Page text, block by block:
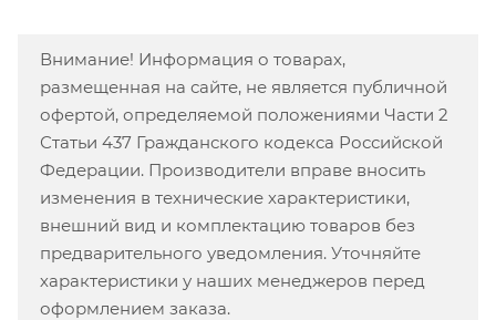
Внимание! Информация о товарах,
размещенная на сайте, не является публичной
офертой, определяемой положениями Части 2
Статьи 437 Гражданского кодекса Российской
Федерации. Производители вправе вносить
изменения в технические характеристики,
внешний вид и комплектацию товаров без
предварительного уведомления. Уточняйте
характеристики у наших менеджеров перед
оформлением заказа.